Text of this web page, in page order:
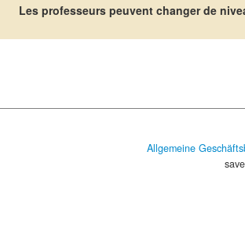
Les professeurs peuvent changer de
Allgemeine